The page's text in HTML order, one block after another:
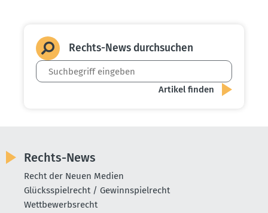
Rechts-News durch­suchen
Rechts-News
Recht der Neuen Medien
Glücksspielrecht / Gewinnspielrecht
Wettbewerbsrecht